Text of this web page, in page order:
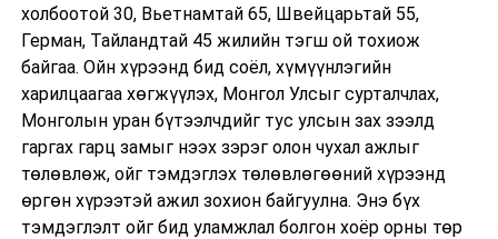
холбоотой 30, Вьетнамтай 65, Швейцарьтай 55,
Герман, Тайландтай 45 жилийн тэгш ой тохиож
байгаа. Ойн хүрээнд бид соёл, хүмүүнлэгийн
харилцаагаа хөгжүүлэх, Монгол Улсыг сурталчлах,
Монголын уран бүтээлчдийг тус улсын зах зээлд
гаргах гарц замыг нээх зэрэг олон чухал ажлыг
төлөвлөж, ойг тэмдэглэх төлөвлөгөөний хүрээнд
өргөн хүрээтэй ажил зохион байгуулна. Энэ бүх
тэмдэглэлт ойг бид уламжлал болгон хоёр орны төр